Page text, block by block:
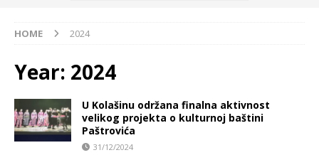
HOME 2024
Year: 2024
U Kolašinu održana finalna aktivnost
velikog projekta o kulturnoj baštini
Paštrovića
31/12/2024